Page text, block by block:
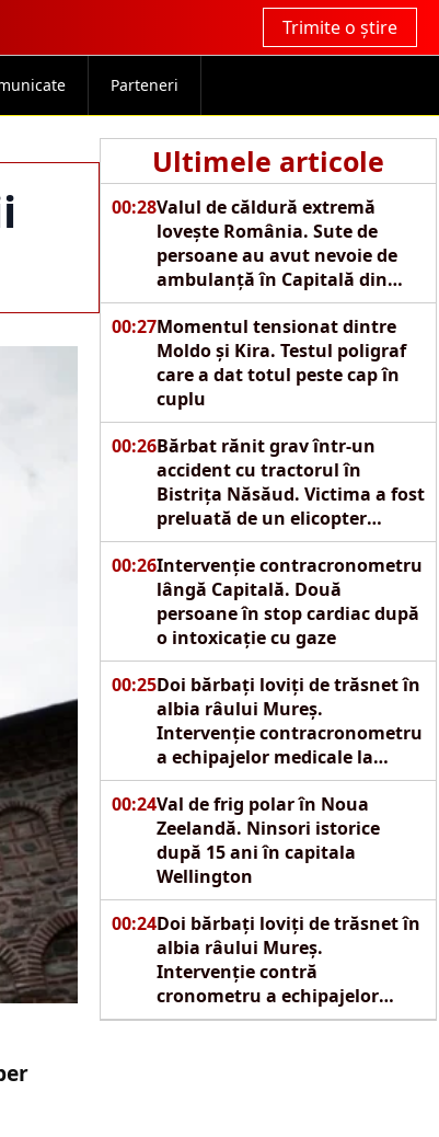
Trimite o știre
Parteneri
Ultimele articole
00:28Valul de căldură extremă
lovește România. Sute de
persoane au avut nevoie de
ambulanță în Capitală din
cauza caniculei
00:27Momentul tensionat dintre
Moldo și Kira. Testul poligraf
care a dat totul peste cap în
cuplu
00:26Bărbat rănit grav într-un
accident cu tractorul în
Bistrița Năsăud. Victima a fost
preluată de un elicopter
SMURD
00:26Intervenție contracronometru
lângă Capitală. Două
persoane în stop cardiac după
o intoxicație cu gaze
00:25Doi bărbați loviți de trăsnet în
albia râului Mureș.
Intervenție contracronometru
a echipajelor medicale la
Reghin
00:24Val de frig polar în Noua
Zeelandă. Ninsori istorice
după 15 ani în capitala
Wellington
00:24Doi bărbați loviți de trăsnet în
albia râului Mureș.
Intervenție contră
cronometru a echipajelor
SMURD la Reghin